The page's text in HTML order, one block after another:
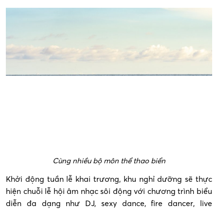
Cùng nhiều bộ môn thể thao biển
Khởi động tuần lễ khai trương, khu nghỉ dưỡng sẽ thực
hiện chuỗi lễ hội âm nhạc sôi động với chương trình biểu
diễn đa dạng như DJ, sexy dance, fire dancer, live